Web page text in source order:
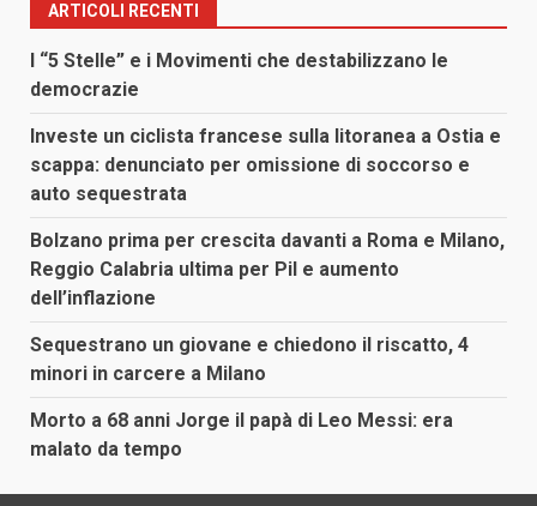
ARTICOLI RECENTI
I “5 Stelle” e i Movimenti che destabilizzano le
democrazie
Investe un ciclista francese sulla litoranea a Ostia e
scappa: denunciato per omissione di soccorso e
auto sequestrata
Bolzano prima per crescita davanti a Roma e Milano,
Reggio Calabria ultima per Pil e aumento
dell’inflazione
Sequestrano un giovane e chiedono il riscatto, 4
minori in carcere a Milano
Morto a 68 anni Jorge il papà di Leo Messi: era
malato da tempo